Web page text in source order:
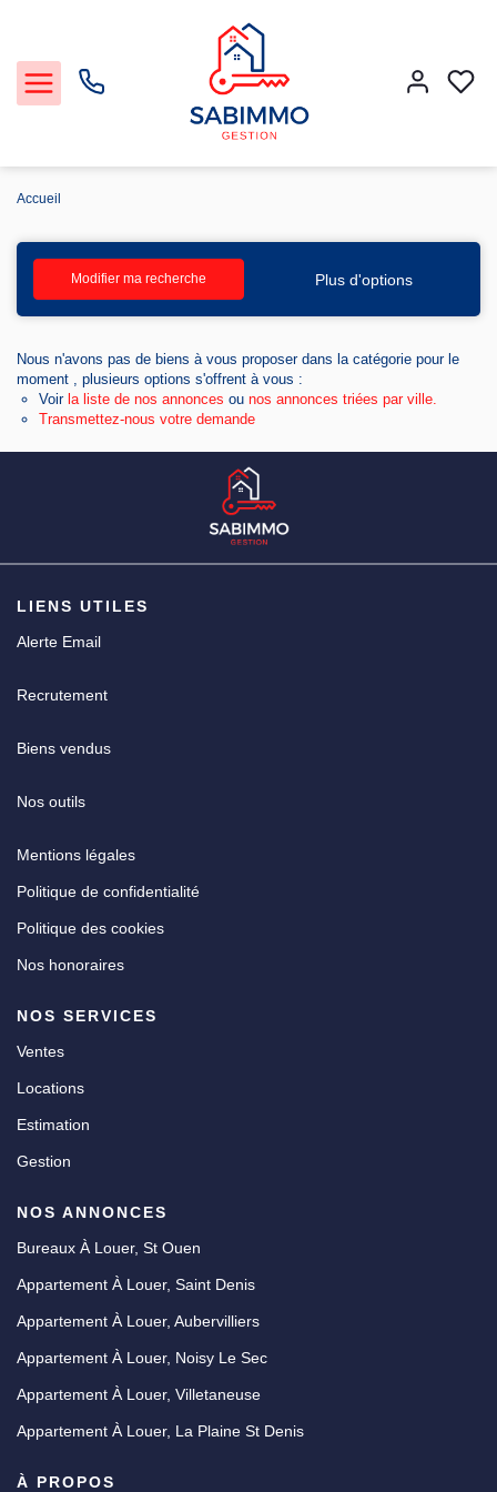
Notre Service Gestion et Location
Vendre
Faire gérer
CGV
Accueil
Modifier ma recherche Plus d'options
Nous n'avons pas de biens à vous proposer dans la catégorie pour le
moment , plusieurs options s'offrent à vous :
Voir la liste de nos annonces ou nos annonces triées par ville.
Transmettez-nous votre demande
LIENS UTILES
Alerte Email
Recrutement
Biens vendus
Nos outils
Mentions légales
Politique de confidentialité
Politique des cookies
Nos honoraires
NOS SERVICES
Ventes
Locations
Estimation
Gestion
NOS ANNONCES
Bureaux À Louer, St Ouen
Appartement À Louer, Saint Denis
Appartement À Louer, Aubervilliers
Appartement À Louer, Noisy Le Sec
Appartement À Louer, Villetaneuse
Appartement À Louer, La Plaine St Denis
À PROPOS